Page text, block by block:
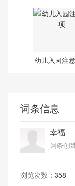
幼儿入园注
词条信息
幸福
词条创
浏览次数： 358